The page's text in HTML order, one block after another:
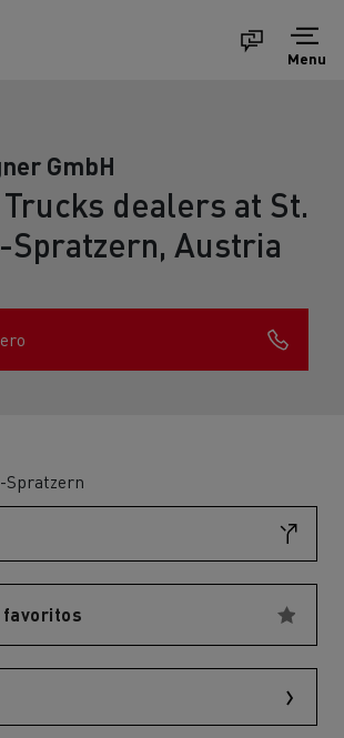
Menu
GmbH
dealers at St.
Spratzern, Austria
Spratzern
favoritos